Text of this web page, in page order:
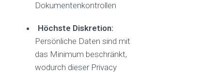
Dokumentenkontrollen
Höchste Diskretion:
Persönliche Daten sind mit
das Minimum beschränkt,
wodurch dieser Privacy